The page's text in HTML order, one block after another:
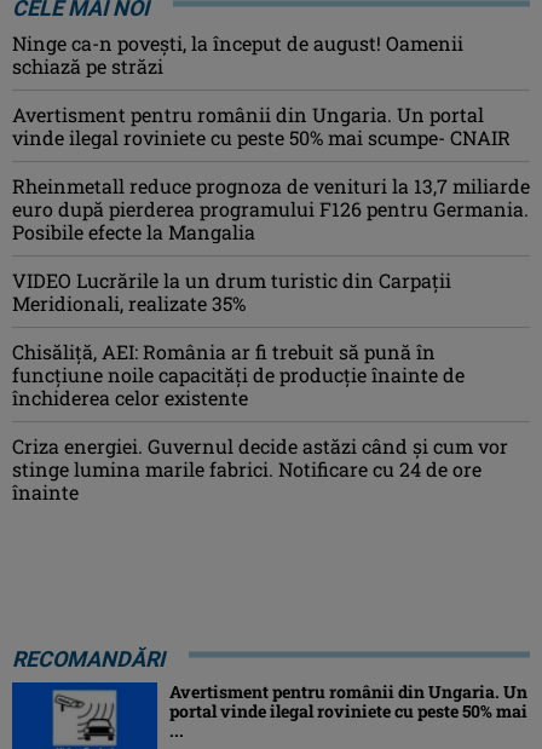
CELE MAI NOI
Ninge ca-n povești, la început de august! Oamenii
schiază pe străzi
Avertisment pentru românii din Ungaria. Un portal
vinde ilegal roviniete cu peste 50% mai scumpe- CNAIR
Rheinmetall reduce prognoza de venituri la 13,7 miliarde
euro după pierderea programului F126 pentru Germania.
Posibile efecte la Mangalia
VIDEO Lucrările la un drum turistic din Carpații
Meridionali, realizate 35%
Chisăliță, AEI: România ar fi trebuit să pună în
funcțiune noile capacități de producție înainte de
închiderea celor existente
Criza energiei. Guvernul decide astăzi când și cum vor
stinge lumina marile fabrici. Notificare cu 24 de ore
înainte
RECOMANDĂRI
Avertisment pentru românii din Ungaria. Un
portal vinde ilegal roviniete cu peste 50% mai
...